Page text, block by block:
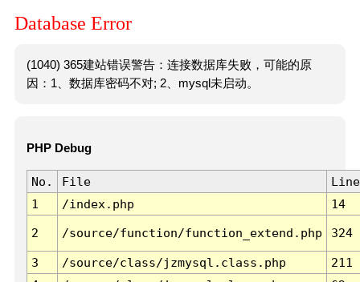
Database Error
(1040) 365建站错误警告：连接数据库失败，可能的原
因：1、数据库密码不对; 2、mysql未启动。
PHP Debug
No. File
Line
1
/index.php 14
2 /source/function/function_extend.php 324
3 /source/class/jzmysql.class.php
211